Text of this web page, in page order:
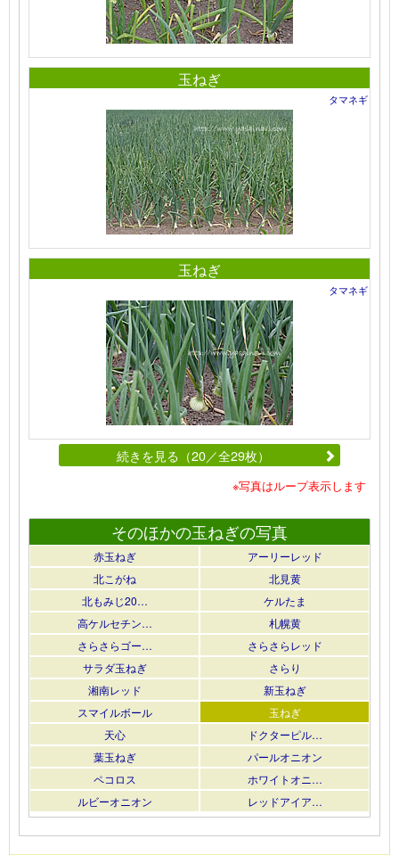
玉ねぎ
タマネギ
玉ねぎ
タマネギ
続きを見る（20／全29枚）
※写真はループ表示します
そのほかの玉ねぎの写真
赤玉ねぎ
アーリーレッド
北こがね
北見黄
北もみじ20…
ケルたま
高ケルセチン…
札幌黄
さらさらゴー…
さらさらレッド
サラダ玉ねぎ
さらり
湘南レッド
新玉ねぎ
スマイルボール
玉ねぎ
天心
ドクターピル…
葉玉ねぎ
パールオニオン
ペコロス
ホワイトオニ…
ルビーオニオン
レッドアイア…